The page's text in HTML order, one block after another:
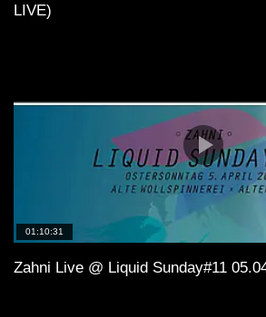
LIVE)
01:10:31
Zahni Live @ Liquid Sunday#11